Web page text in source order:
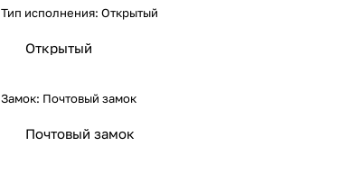
Тип исполнения:Открытый
Открытый
Замок: Почтовый замок
Почтовый замок